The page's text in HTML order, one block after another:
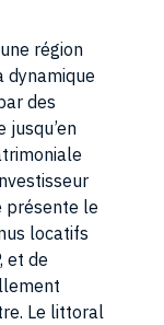
région
dynamique
des
jusqu’en
présente le
locatifs
et de
Le littoral
en
de nouveaux projets